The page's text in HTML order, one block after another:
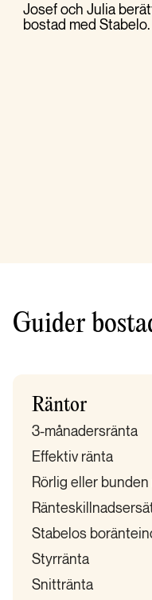
Josef och Julia
bostad med Stabelo.
Guider
Räntor
3-månadersränta
Effektiv ränta
Rörlig eller bunden
Stabelos
Styrränta
Snittränta